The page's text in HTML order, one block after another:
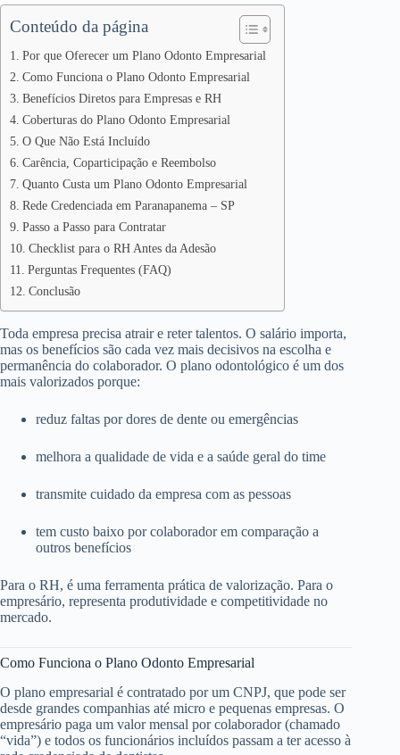
Conteúdo da página
Por que Oferecer um Plano Odonto Empresarial
Como Funciona o Plano Odonto Empresarial
Benefícios Diretos para Empresas e RH
Coberturas do Plano Odonto Empresarial
O Que Não Está Incluído
Carência, Coparticipação e Reembolso
Quanto Custa um Plano Odonto Empresarial
Rede Credenciada em Paranapanema – SP
Passo a Passo para Contratar
Checklist para o RH Antes da Adesão
Perguntas Frequentes (FAQ)
Conclusão
Toda empresa precisa atrair e reter talentos. O salário importa,
mas os benefícios são cada vez mais decisivos na escolha e
permanência do colaborador. O plano odontológico é um dos
mais valorizados porque:
reduz faltas por dores de dente ou emergências
melhora a qualidade de vida e a saúde geral do time
transmite cuidado da empresa com as pessoas
tem custo baixo por colaborador em comparação a
outros benefícios
Para o RH, é uma ferramenta prática de valorização. Para o
empresário, representa produtividade e competitividade no
mercado.
Como Funciona o Plano Odonto Empresarial
O plano empresarial é contratado por um CNPJ, que pode ser
desde grandes companhias até micro e pequenas empresas. O
empresário paga um valor mensal por colaborador (chamado
“vida”) e todos os funcionários incluídos passam a ter acesso à